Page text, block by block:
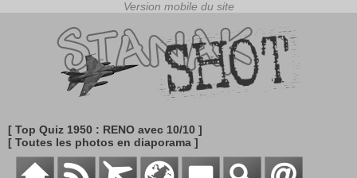
[ Top Quiz 1950 : RENO avec 10/10 ]
[ Toutes les photos en diaporama ]